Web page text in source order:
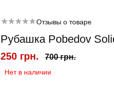
шорти
Шорти
Отзывы о товаре
Рубашка Pobedov
250 грн. 700 грн.
Нет в наличии